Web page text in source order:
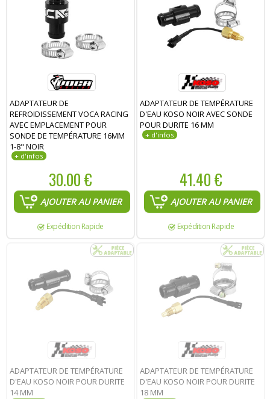
ADAPTATEUR DE
REFROIDISSEMENT VOCA RACING
AVEC EMPLACEMENT POUR
SONDE DE TEMPÉRATURE 16MM
1-8" NOIR
30.00 €
AJOUTER AU PANIER
Expédition Rapide
ADAPTATEUR DE TEMPÉRATURE
D'EAU KOSO NOIR AVEC SONDE
POUR DURITE 16 MM
41.40 €
AJOUTER AU PANIER
Expédition Rapide
ADAPTATEUR DE TEMPÉRATURE
D'EAU KOSO NOIR POUR DURITE
14 MM
ADAPTATEUR DE TEMPÉRATURE
D'EAU KOSO NOIR POUR DURITE
18 MM